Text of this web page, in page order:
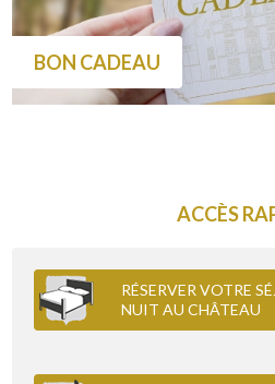
BON CADEAU
ACCÈS
RÉSERVER VOTRE
NUIT AU CHÂTEAU